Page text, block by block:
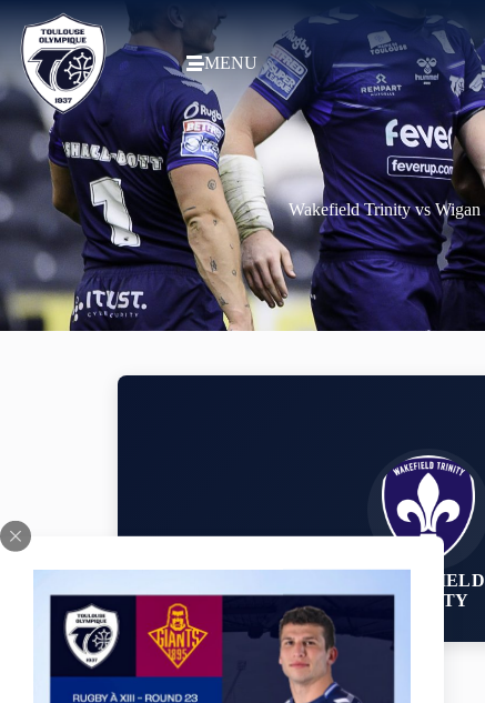
MENU
Wakefield Trinity vs Wigan
WAKEFIELD
TRINITY